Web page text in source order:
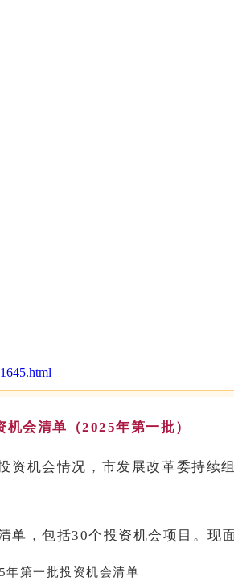
机会清单（2025年第一批）
机会情况，市发展改革委持续
，包括30个投资机会项目。现
年第一批投资机会清单